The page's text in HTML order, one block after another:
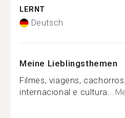
LERNT
Deutsch
Meine Lieblingsthemen
Filmes, viagens,
internacional e cultura...